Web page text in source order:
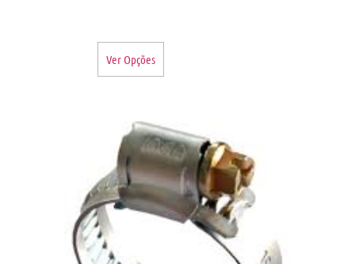
Ver Opções